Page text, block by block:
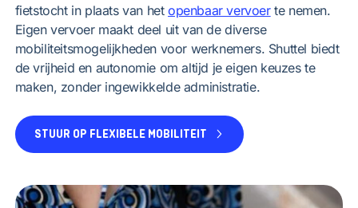
fietstocht in plaats van hetopenbaar vervoerte nemen.
Eigen vervoer maakt deel uit van de diverse
mobiliteitsmogelijkheden voor werknemers. Shuttel biedt
de vrijheid en autonomie om altijd je eigen keuzes te
maken, zonder ingewikkelde administratie.
STUUR OP FLEXIBELE MOBILITEIT